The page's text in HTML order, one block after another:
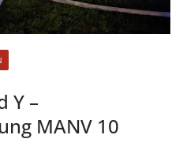
Y –
MANV 10